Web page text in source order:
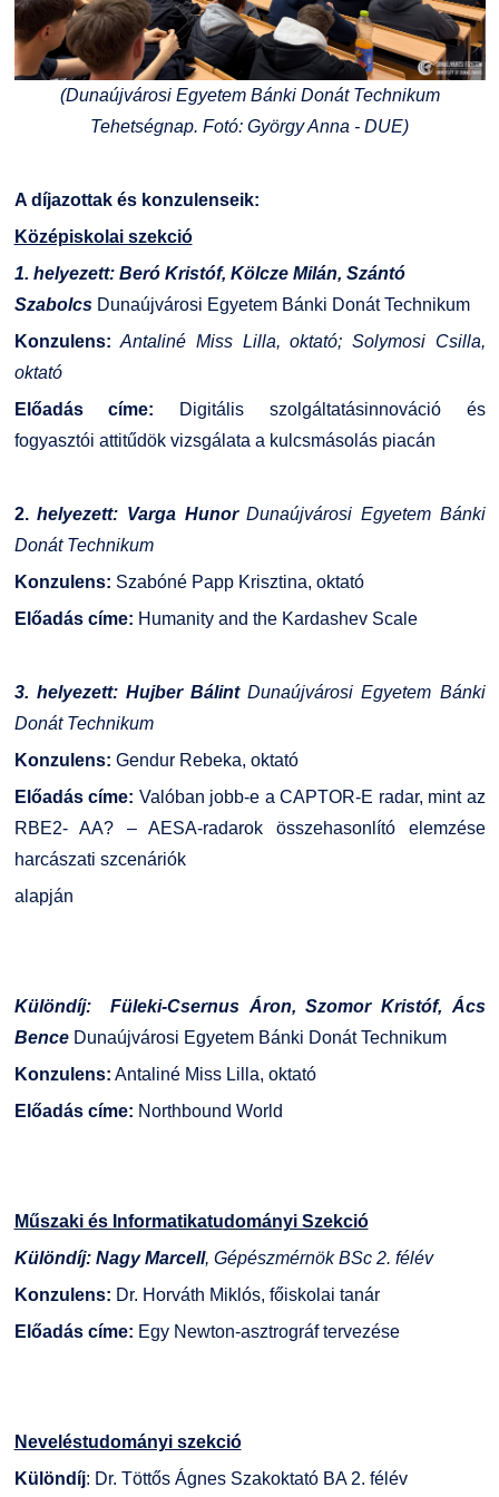
(Dunaújvárosi Egyetem Bánki Donát Technikum
Tehetségnap. Fotó: György Anna - DUE)
A díjazottak és konzulenseik:
Középiskolai szekció
1. helyezett: Beró Kristóf, Kölcze Milán, Szántó
Szabolcs Dunaújvárosi Egyetem Bánki Donát Technikum
Konzulens: Antaliné Miss Lilla, oktató; Solymosi Csilla,
oktató
Előadás címe: Digitális szolgáltatásinnováció és
fogyasztói attitűdök vizsgálata a kulcsmásolás piacán
2.helyezett: Varga HunorDunaújvárosi Egyetem Bánki
Donát Technikum
Konzulens: Szabóné Papp Krisztina, oktató
Előadás címe: Humanity and the Kardashev Scale
3. helyezett: Hujber BálintDunaújvárosi Egyetem Bánki
Donát Technikum
Konzulens: Gendur Rebeka, oktató
Előadás címe: Valóban jobb-e a CAPTOR-E radar, mint az
RBE2- AA? – AESA-radarok összehasonlító elemzése
harcászati szcenáriók
alapján
Különdíj:
Füleki-Csernus Áron, Szomor Kristóf, Ács
Bence Dunaújvárosi Egyetem Bánki Donát Technikum
Konzulens: Antaliné Miss Lilla, oktató
Előadás címe: Northbound World
Műszaki és Informatikatudományi Szekció
Különdíj: Nagy Marcell, Gépészmérnök BSc 2. félév
Konzulens: Dr. Horváth Miklós, főiskolai tanár
Előadás címe: Egy Newton-asztrográf tervezése
Neveléstudományi szekció
Különdíj: Dr. Töttős Ágnes Szakoktató BA 2. félév